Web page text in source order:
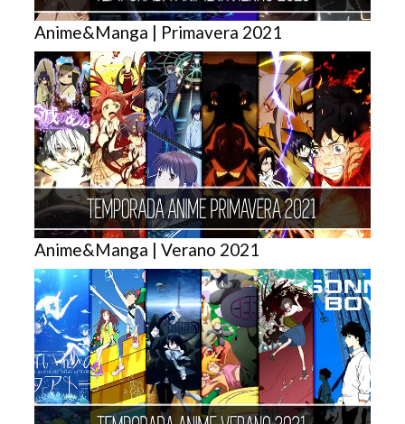
Anime&Manga | Primavera 2021
Anime&Manga | Verano 2021